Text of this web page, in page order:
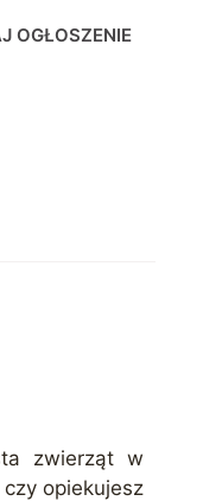
OGŁOSZENIE
zwierząt w
opiekujesz